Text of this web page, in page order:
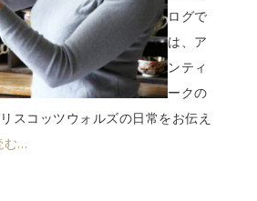
ログで
は、ア
ンティ
ークの
スコッツウォルズの日常をお伝え
む…